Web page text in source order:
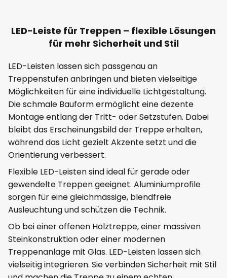
LED-Leiste für Treppen – flexible Lösungen
für mehr Sicherheit und Stil
LED-Leisten lassen sich passgenau an
Treppenstufen anbringen und bieten vielseitige
Möglichkeiten für eine individuelle Lichtgestaltung.
Die schmale Bauform ermöglicht eine dezente
Montage entlang der Tritt- oder Setzstufen. Dabei
bleibt das Erscheinungsbild der Treppe erhalten,
während das Licht gezielt Akzente setzt und die
Orientierung verbessert.
Flexible LED-Leisten sind ideal für gerade oder
gewendelte Treppen geeignet. Aluminiumprofile
sorgen für eine gleichmässige, blendfreie
Ausleuchtung und schützen die Technik.
Ob bei einer offenen Holztreppe, einer massiven
Steinkonstruktion oder einer modernen
Treppenanlage mit Glas. LED-Leisten lassen sich
vielseitig integrieren. Sie verbinden Sicherheit mit Stil